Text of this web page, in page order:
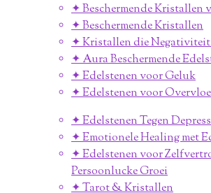
✦ Beschermende Kristallen
✦ Beschermende Kristallen
✦ Kristallen die
✦ Aura Beschermende
✦ Edelstenen voor Geluk
✦ Edelstenen voor
✦ Edelstenen Tegen
✦ Emotionele Healing met
✦ Edelstenen voor
Persoonlucke Groei
✦ Tarot & Kristallen